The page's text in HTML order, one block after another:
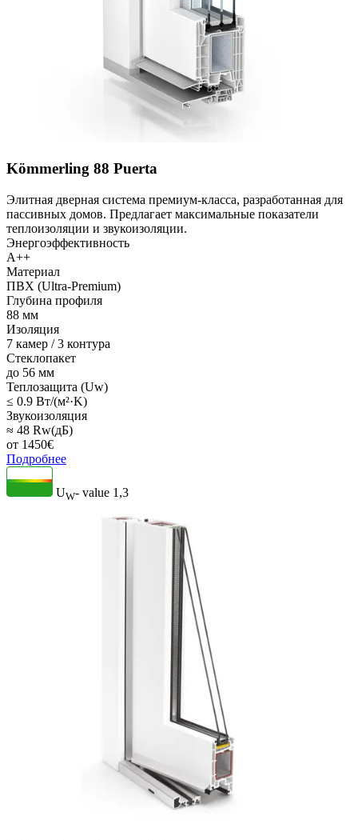
Kömmerling 88 Puerta
Элитная дверная система премиум-класса, разработанная для
пассивных домов. Предлагает максимальные показатели
теплоизоляции и звукоизоляции.
Энергоэффективность
A++
Материал
ПВХ (Ultra-Premium)
Глубина профиля
88 мм
Изоляция
7 камер / 3 контура
Стеклопакет
до 56 мм
Теплозащита (Uw)
≤ 0.9 Вт/(м²·K)
Звукоизоляция
≈ 48 Rw(дБ)
от 1450€
Подробнее
UW- value 1,3